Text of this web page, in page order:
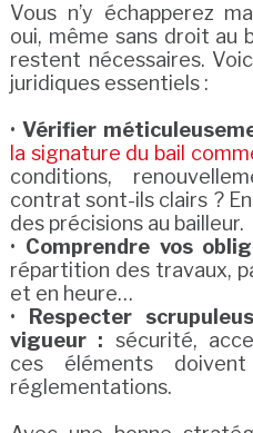
Vous n’y échapperez
oui, même sans droit au
restent nécessaires.
juridiques essentiels :
•Vérifier
la signature du bail
conditions,
contrat sont-ils clairs ?
des précisions au bailleur.
• Comprendre vos
répartition des travaux,
et en heure…
• Respecter
vigueur : sécurité,
ces éléments
réglementations.